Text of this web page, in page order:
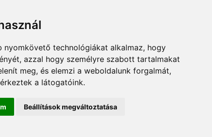
nyomkövető technológiákat alkalmaz, hogy
azzal hogy személyre szabott tartalmakat
meg, és elemzi a weboldalunk forgalmát,
a látogatóink.
Beállítások megváltoztatása